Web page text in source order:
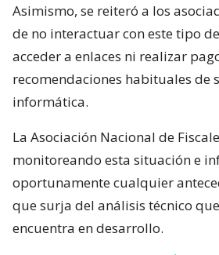
Asimismo, se reiteró a los
de no interactuar con este tipo
acceder a enlaces ni realizar
recomendaciones habituales de
informática.
La Asociación Nacional de
monitoreando esta situación e
oportunamente cualquier
que surja del análisis técnico
encuentra en desarrollo.